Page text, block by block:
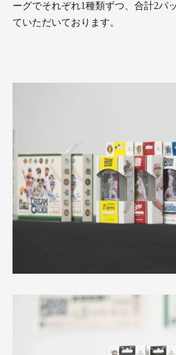
ーグでそれぞれ1種類ずつ、合計2パ
ていただいております。